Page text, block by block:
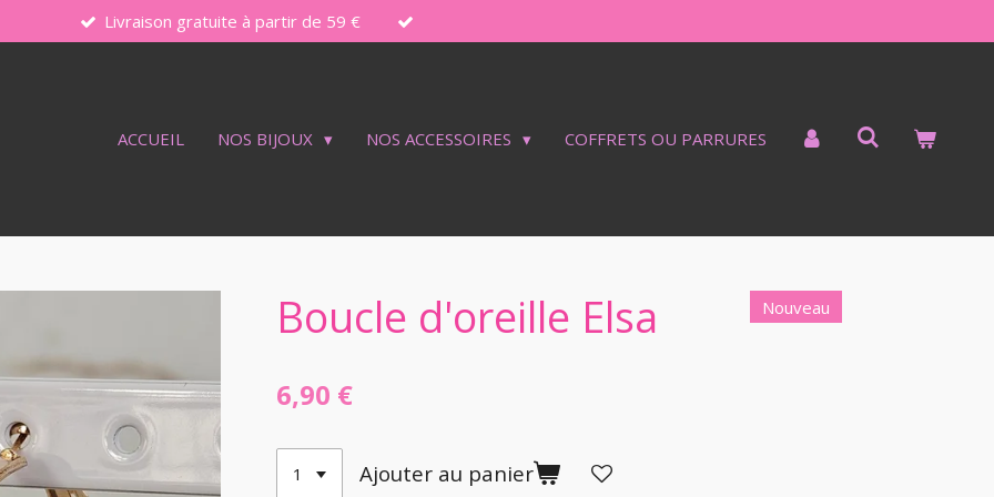
Livraison gratuite à partir de 59 €
ACCUEIL NOS BIJOUX NOS ACCESSOIRES COFFRETS OU PARRURES
Boucle d'oreille Elsa Nouveau
6,90 €
Ajouter au panier